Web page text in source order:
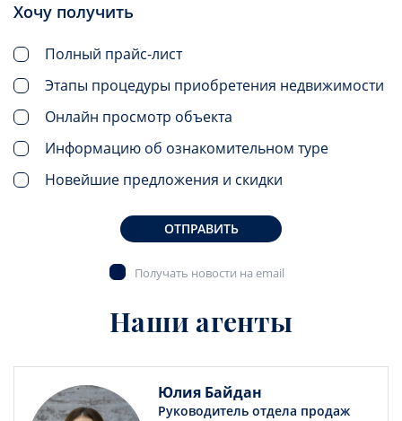
Хочу получить
Полный прайс-лист
Этапы процедуры приобретения недвижимости
Онлайн просмотр объекта
Информацию об ознакомительном туре
Новейшие предложения и скидки
ОТПРАВИТЬ
Получать новости на email
Наши агенты
Юлия Байдан
Руководитель отдела продаж